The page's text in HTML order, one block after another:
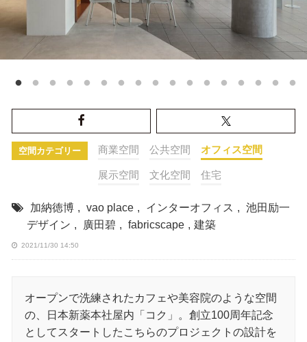
空間カテゴリー 商業空間 公共空間 オフィス空間
展示空間 文化空間 住宅
加納徳博 , vao place , インターオフィス , 池田励一
デザイン , 廣田碧 , fabricscape , 建築
2021/11/30 14:50
オープンで洗練されたカフェや美容院のような空間
の、日本新薬本社屋内「コク」。創立100周年記念
としてスタートしたこちらのプロジェクトの設計を